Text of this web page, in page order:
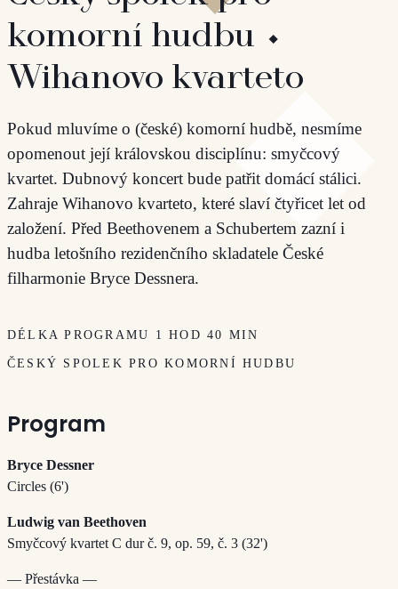
komorní hudbu ⬩
Wihanovo kvarteto
Pokud mluvíme o (české) komorní hudbě, nesmíme
opomenout její královskou disciplínu: smyčcový
kvartet. Dubnový koncert bude patřit domácí stálici.
Zahraje Wihanovo kvarteto, které slaví čtyřicet let od
založení. Před Beethovenem a Schubertem zazní i
hudba letošního rezidenčního skladatele České
filharmonie Bryce Dessnera.
DÉLKA PROGRAMU 1 HOD 40 MIN
ČESKÝ SPOLEK PRO KOMORNÍ HUDBU
Program
Bryce Dessner
Circles (6')
Ludwig van Beethoven
Smyčcový kvartet C dur č. 9, op. 59, č. 3 (32')
— Přestávka —